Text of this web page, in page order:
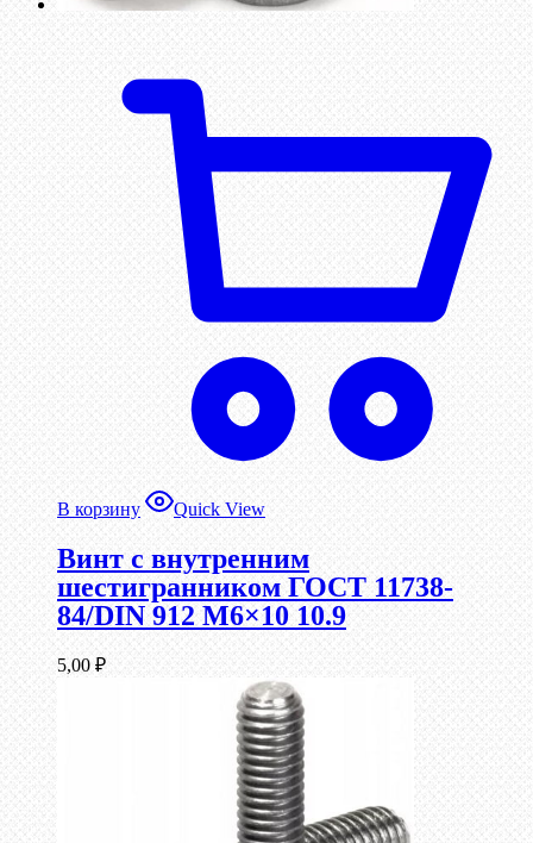
В корзину Quick View
Винт c внутренним
шестигранником ГОСТ 11738-
84/DIN 912 М6×10 10.9
5,00 ₽